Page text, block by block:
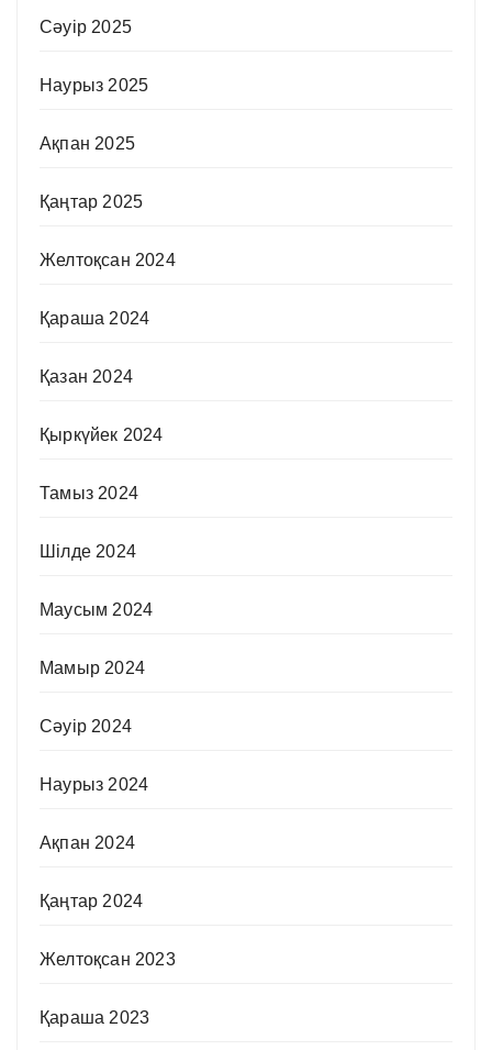
Сәуір 2025
Наурыз 2025
Ақпан 2025
Қаңтар 2025
Желтоқсан 2024
Қараша 2024
Қазан 2024
Қыркүйек 2024
Тамыз 2024
Шілде 2024
Маусым 2024
Мамыр 2024
Сәуір 2024
Наурыз 2024
Ақпан 2024
Қаңтар 2024
Желтоқсан 2023
Қараша 2023